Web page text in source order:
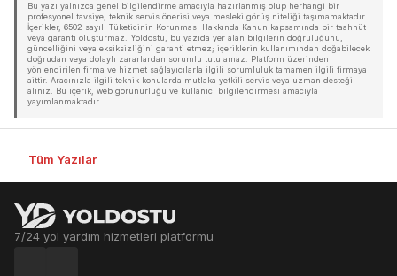
Bu yazı yalnızca genel bilgilendirme amacıyla hazırlanmış olup herhangi bir
profesyonel tavsiye, teknik servis önerisi veya mesleki görüş niteliği taşımamaktadır.
İçerikler, 6502 sayılı Tüketicinin Korunması Hakkında Kanun kapsamında bir taahhüt
veya garanti oluşturmaz. Yoldostu, bu yazıda yer alan bilgilerin doğruluğunu,
güncelliğini veya eksiksizliğini garanti etmez; içeriklerin kullanımından doğabilecek
doğrudan veya dolaylı zararlardan sorumlu tutulamaz. Platform üzerinden
yönlendirilen firma ve hizmet sağlayıcılarla ilgili sorumluluk tamamen ilgili firmaya
aittir. Aracınızla ilgili teknik konularda mutlaka yetkili servis veya uzman desteği
alınız. Bu içerik, web görünürlüğü ve kullanıcı bilgilendirmesi amacıyla
yayımlanmaktadır.
Tüm Yazılar
7/24 yol yardım hizmetleri platformu